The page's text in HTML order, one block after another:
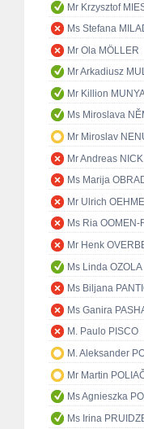
Mr Krzysztof
Ms Stefana
Mr Ola MÖLLER
Mr Arkadiusz
Mr Killion
Ms Miroslava
Mr Miroslav
Mr Andreas NICK
Ms Marija
Mr Ulrich OEHME
Ms Ria OOMEN-
Mr Henk
Ms Linda OZOLA
Ms Biljana
Ms Ganira
M. Paulo PISCO
M. Aleksander
Mr Martin
Ms Agnieszka
Ms Irina